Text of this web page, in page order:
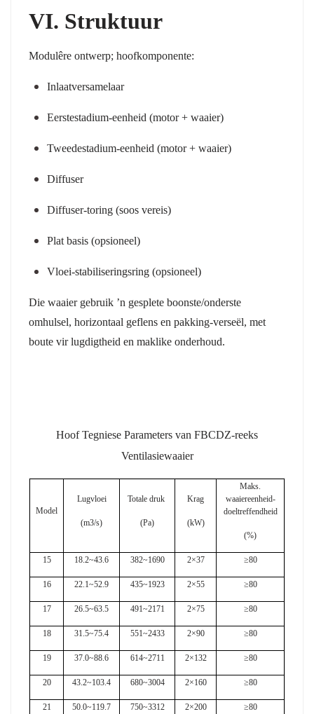
VI. Struktuur
Modulêre ontwerp; hoofkomponente:
Inlaatversamelaar
Eerstestadium-eenheid (motor + waaier)
Tweedestadium-eenheid (motor + waaier)
Diffuser
Diffuser-toring(soos vereis)
Plat basis(opsioneel)
Vloei-stabiliseringsring(opsioneel)
Die waaier gebruik ’n gesplete boonste/onderste
omhulsel, horizontaal geflens en pakking-verseël, met
boute vir lugdigtheid en maklike onderhoud.
Hoof Tegniese Parameters van FBCDZ-reeks
Ventilasiewaaier
Model
Lugvloei
(m3/s)
Totale druk
(Pa)
Krag
(kW)
Maks.
waaiereenheid-
doeltreffendheid
(%)
15 18.2~43.6 382~1690 2×37 ≥80
16 22.1~52.9 435~1923 2×55 ≥80
17 26.5~63.5 491~2171 2×75 ≥80
18 31.5~75.4 551~2433 2×90 ≥80
19 37.0~88.6 614~2711 2×132 ≥80
20 43.2~103.4 680~3004 2×160 ≥80
21 50.0~119.7 750~3312 2×200 ≥80